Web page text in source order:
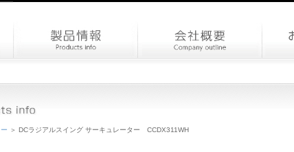
＞ DCラジアルスイング サーキュレーター CCDX311WH